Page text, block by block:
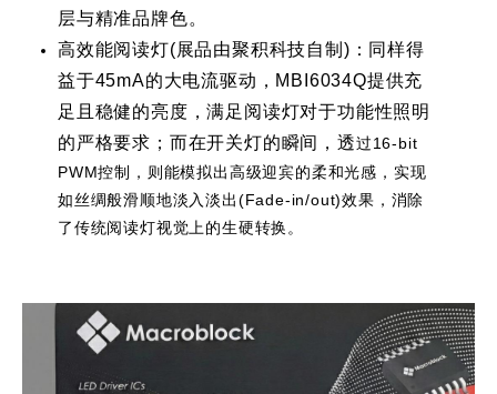
层与精准品牌色。
高效能阅读灯(展品由聚积科技自制)：同样得
益于45mA的大电流驱动，MBI6034Q提供充
足且稳健的亮度，满足阅读灯对于功能性照明
的严格要求；而在开关灯的瞬间，透过16-bit
PWM控制，则能模拟出高级迎宾的柔和光感，实现
如丝绸般滑顺地淡入淡出(Fade-in/out)效果，消除
了传统阅读灯视觉上的生硬转换。